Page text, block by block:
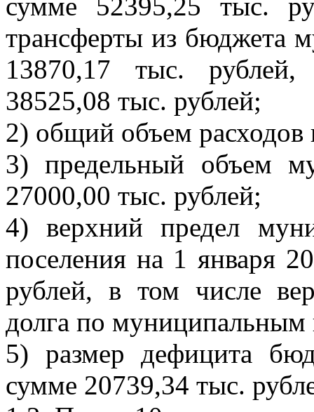
сумме 52395,25 тыс.
трансферты из бюджета
13870,17 тыс.
38525,08 тыс. рублей;
2) общий объем расходов
3) предельный объем
27000,00 тыс. рублей;
4) верхний предел
поселения на 1 января
рублей, в том числе
долга по муниципальным
5) размер дефицита
сумме 20739,34 тыс.